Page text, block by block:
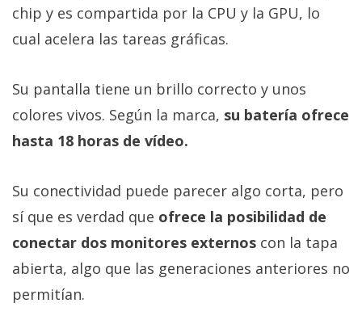
chip y es compartida por la CPU y la GPU, lo
cual acelera las tareas gráficas.
Su pantalla tiene un brillo correcto y unos
colores vivos. Según la marca, su batería ofrece
hasta 18 horas de vídeo.
Su conectividad puede parecer algo corta, pero
sí que es verdad que ofrece la posibilidad de
conectar dos monitores externos con la tapa
abierta, algo que las generaciones anteriores no
permitían.